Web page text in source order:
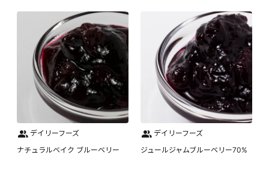
デイリーフーズ
ナチュラルベイク ブルーベリー
デイリーフーズ
ジュールジャムブルーベリー70%